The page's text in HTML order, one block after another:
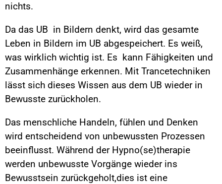
nichts.
Da das UB in Bildern denkt, wird das gesamte
Leben in Bildern im UB abgespeichert. Es weiß,
was wirklich wichtig ist. Es kann Fähigkeiten und
Zusammenhänge erkennen. Mit Trancetechniken
lässt sich dieses Wissen aus dem UB wieder in
Bewusste zurückholen.
Das menschliche Handeln, fühlen und Denken
wird entscheidend von unbewussten Prozessen
beeinflusst. Während der Hypno(se)therapie
werden unbewusste Vorgänge wieder ins
Bewusstsein zurückgeholt,dies ist eine